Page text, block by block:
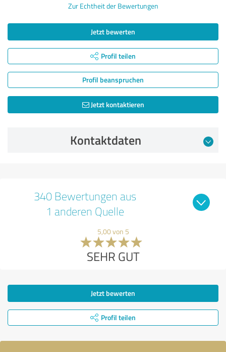
Zur Echtheit der Bewertungen
Jetzt bewerten
Profil teilen
Profil beanspruchen
Jetzt kontaktieren
Kontaktdaten
340 Bewertungen aus
1 anderen Quelle
5,00 von 5
SEHR GUT
Jetzt bewerten
Profil teilen